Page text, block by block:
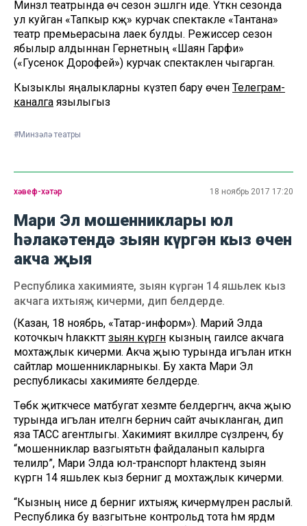
Минзәлә театрында өч сезон эшләгән иде. Үткән сезонда
ул куйган «Тапкыр кәҗә» курчак спектакле «Тантана»
театр премьерасына лаек булды. Режиссер сезон
ябылыр алдыннан Гернетның «Шаян Гарәфи»
(«Гусенок Дорофей») курчак спектаклен чыгарган.
Кызыклы яңалыкларны күзәтеп бару өчен Телеграм-
каналга язылыгыз
#Минзәлә театры
хәвеф-хәтәр 18 ноябрь 2017 17:20
Мари Эл мошенниклары юл
һәлакәтендә зыян күргән кыз өчен
акча җыя
Республика хакимияте, зыян күргән 14 яшьлек кыз
акчага ихтыяҗ кичерми, дип белдерде.
(Казан, 18 ноябрь, «Татар-информ»). Марий Элда
коточкыч һәлаккәттә зыян күргән кызның гаиләсе акчага
мохтаҗлык кичерми. Акча җыю турында игълан иткән
сайтлар мошенникларныкы. Бу хакта Мари Эл
республикасы хакимияте белдерде.
Төбәк җитәкчесе матбугат хезмәте белдергәнчә, акча җыю
турында игълан ителгән берничә сайт ачыкланган, дип
яза ТАСС агентлыгы. Хакимият вәкилләре сүзләренчә, бу
“мошенниклар вазгыятьтән файдаланып калырга
телиләр”, Мари Элда юл-транспорт һәлакәтендә зыян
күргән 14 яшьлек кыз бернигә дә мохтаҗлык кичерми.
“Кызның әнисе дә бернигә ихтыяҗ кичермәүләрен раслый.
Республика бу вазгытьне контрольдә тота һәм ярдәм